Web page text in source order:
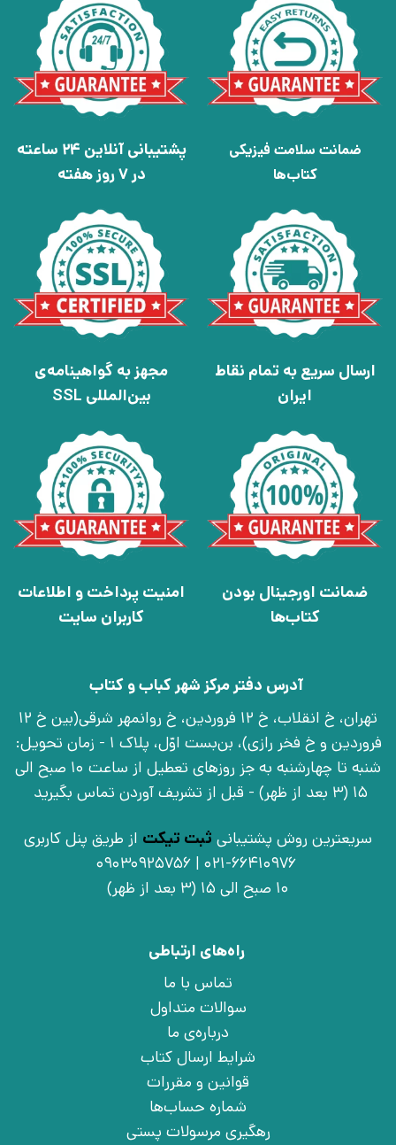
ضمانت سلامت فیزیکی
کتاب‌ها
پشتیبانی آنلاین 24 ساعته
در 7 روز هفته
ارسال سریع به تمام نقاط
ایران
مجهز به گواهینامه‌ی
بین‌المللی SSL
ضمانت اورجینال بودن
کتاب‌ها
امنیت پرداخت و اطلاعات
کاربران سایت
آدرس دفتر مرکز شهر کباب و کتاب
تهران، خ انقلاب، خ 12 فروردین، خ روانمهر شرقی(بین خ 12
فروردین و خ فخر رازی)، بن‌بست اوّل، پلاک 1 - زمان تحویل:
شنبه تا چهارشنبه به جز روزهای تعطیل از ساعت 10 صبح الی
15 (3 بعد از ظهر) - قبل از تشریف آوردن تماس بگیرید
سریعترین روش پشتیبانی ثبت تیکت از طریق پنل کاربری
021-66410976 | 09030925756
10 صبح الی 15 (3 بعد از ظهر)
راه‌های ارتباطی
تماس با ما
سوالات متداول
درباره‌ی ما
شرایط ارسال کتاب
قوانین و مقررات
شماره حساب‌ها
رهگیری مرسولات پستی